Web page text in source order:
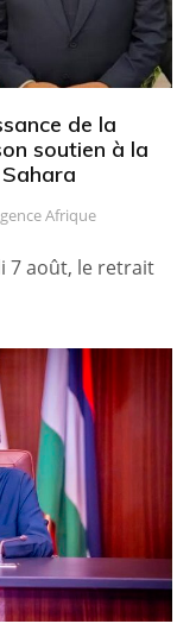
de la
soutien à la
Afrique
7 août, le retrait